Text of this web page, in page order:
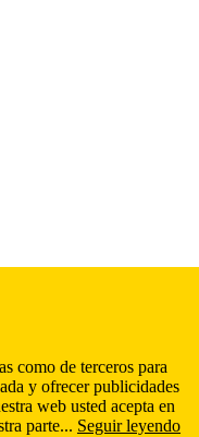
como de terceros para
y ofrecer publicidades
web usted acepta en
parte... Seguir leyendo